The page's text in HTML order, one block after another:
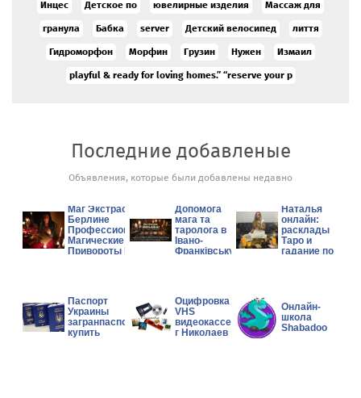
Инцес Детское по ювелирные изделия Массаж для
гранула Бабка server Детский велосипед лиття
Гидроморфон Морфин Грузин Нужен Измаил
playful & ready for loving homes.” “reserve your p
Последние добавленые
Объявления, которые были добавлены недавно
Маг Экстрасенс в
Берлине
Профессиональные
Магические Услуги
Привороты Гадание
Допомога
мага та
таролога в
Івано-
Франківську.
Наталья
онлайн:
расклады
Таро и
гадание по
Паспорт
Украины
загранпаспорт
купить
Оцифровка
VHS
видеокассет
г Николаев
Онлайн-
школа
Shabadoo